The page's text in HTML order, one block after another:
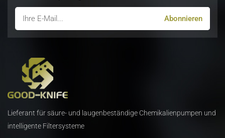
Lieferant für säure- und laugenbeständige Chemikalienpumpen und
intelligente Filtersysteme